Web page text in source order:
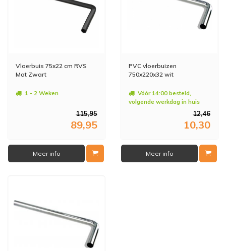
Vloerbuis 75x22 cm RVS
Mat Zwart
1 - 2 Weken
115,95
89,95
Meer info
PVC vloerbuizen
750x220x32 wit
Vóór 14:00 besteld,
volgende werkdag in huis
12,46
10,30
Meer info